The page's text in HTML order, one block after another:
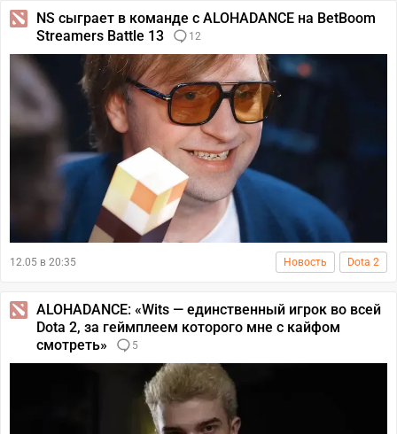
NS сыграет в команде с ALOHADANCE на BetBoom
Streamers Battle 13
12
12.05 в 20:35 Новость Dota 2
ALOHADANCE: «Wits — единственный игрок во всей
Dota 2, за геймплеем которого мне с кайфом
смотреть»
5